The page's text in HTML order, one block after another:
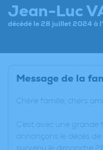
Jean-Luc
décédé le 28 juillet 2024 à
Message de la
Chère famille, chers
C’est avec une
annonçons le décès
survenu le dimanche